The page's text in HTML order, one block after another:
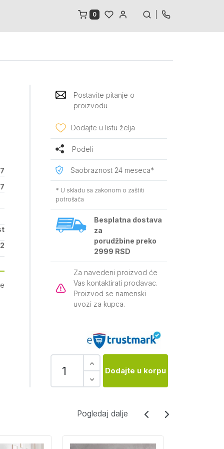
0
Postavite pitanje o
proizvodu
Dodajte u listu želja
Podeli
Saobraznost 24 meseca*
* U skladu sa zakonom o zaštiti
potrošača
Besplatna dostava
za
porudžbine preko
2999 RSD
Za navedeni proizvod će
Vas kontaktirati prodavac.
Proizvod se namenski
uvozi za kupca.
Dodajte u korpu
Pogledaj dalje
Pogledaj dalje